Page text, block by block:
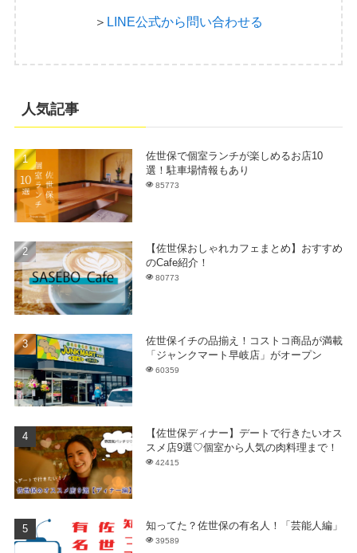
＞ LINE公式から問い合わせる
人気記事
佐世保で個室ランチが楽しめるお店10
選！駐車場情報もあり
85773
【佐世保おしゃれカフェまとめ】おすすめ
のCafe紹介！
80773
佐世保イチの品揃え！コストコ商品が満載
「ジャンクマート早岐店」がオープン
60359
【佐世保ディナー】デートで行きたいオス
スメ店9選♡個室から人気の肉料理まで！
42415
知ってた？佐世保の有名人！「芸能人編」
39589